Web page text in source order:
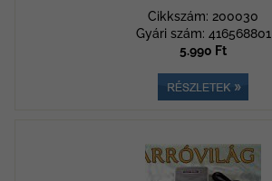
Cikkszám: 200030
Gyári szám: 416568801
5.990 Ft